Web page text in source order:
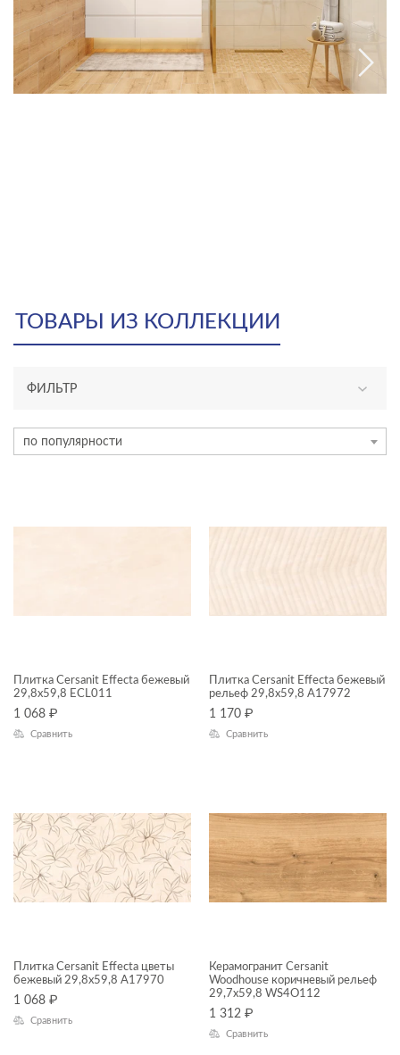
ТОВАРЫ ИЗ КОЛЛЕКЦИИ
ФИЛЬТР
керамогранит
30x60
ГАБАРИТЫ
Ширина, см
Длина, см
по популярности
Плитка Cersanit Effecta бежевый
29,8x59,8 ECL011
1 068 ₽
Сравнить
Плитка Cersanit Effecta бежевый
рельеф 29,8x59,8 A17972
1 170 ₽
Сравнить
Плитка Cersanit Effecta цветы
бежевый 29,8x59,8 A17970
1 068 ₽
Сравнить
Керамогранит Cersanit
Woodhouse коричневый рельеф
29,7x59,8 WS4O112
1 312 ₽
Сравнить